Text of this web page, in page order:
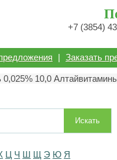
+7 (3854)
| Заказать
10,0
Искать
Ц Ч Ш Щ Э Ю Я